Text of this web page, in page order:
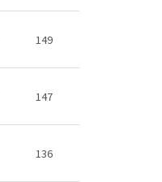
149
147
136